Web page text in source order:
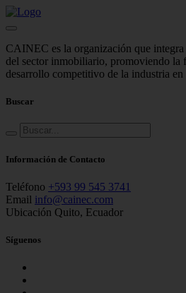
CAINEC es la organización que integra
del sector inmobiliario, promoviendo la
desarrollo competitivo de la industria en
Buscar
Información de Contacto
Teléfono +593 99 545 3741
Email info@cainec.com
Ubicación Quito, Ecuador
Síguenos